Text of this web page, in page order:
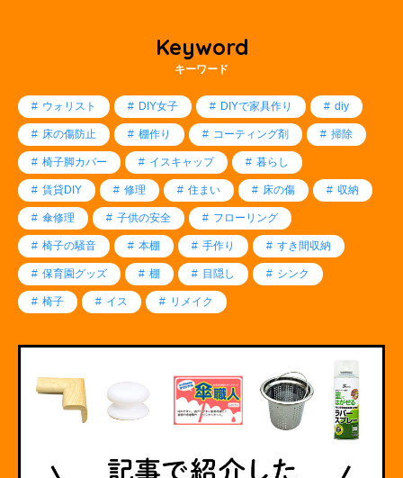
Keyword
キーワード
ウォリスト DIY女子 DIYで家具作り diy
床の傷防止 棚作り コーティング剤 掃除
椅子脚カバー イスキャップ 暮らし
賃貸DIY 修理 住まい 床の傷 収納
傘修理 子供の安全 フローリング
椅子の騒音 本棚 手作り すき間収納
保育園グッズ 棚 目隠し シンク
椅子 イス リメイク